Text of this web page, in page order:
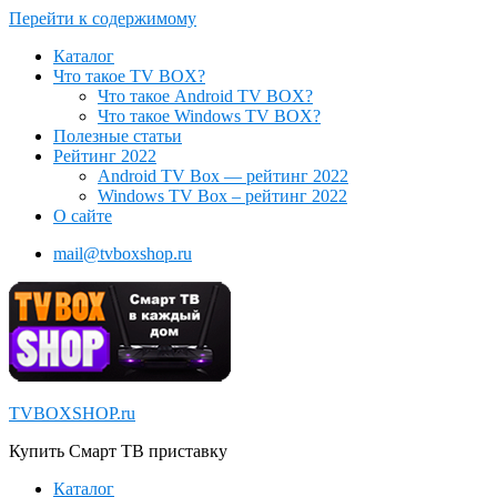
Перейти к содержимому
Каталог
Что такое TV BOX?
Что такое Android TV BOX?
Что такое Windows TV BOX?
Полезные статьи
Рейтинг 2022
Android TV Box — рейтинг 2022
Windows TV Box – рейтинг 2022
О сайте
mail@tvboxshop.ru
TVBOXSHOP.ru
Купить Смарт ТВ приставку
Каталог